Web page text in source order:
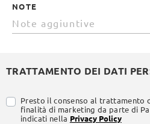
NOTE
TRATTAMENTO DEI DATI
Presto il consenso al trattamento
finalità di marketing da parte di
indicati nella Privacy Policy